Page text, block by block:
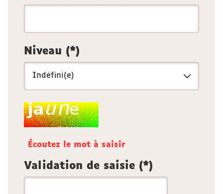
Niveau (*)
Champ
pour
robots.
Si
Écoutez le mot à saisir
Validation de saisie (*)